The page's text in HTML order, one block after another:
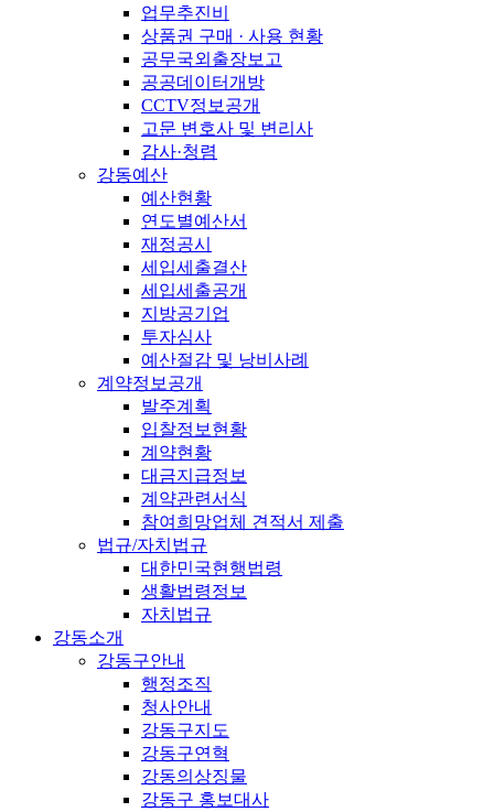
업무추진비
상품권 구매 · 사용 현황
공무국외출장보고
공공데이터개방
CCTV정보공개
고문 변호사 및 변리사
감사·청렴
강동예산
예산현황
연도별예산서
재정공시
세입세출결산
세입세출공개
지방공기업
투자심사
예산절감 및 낭비사례
계약정보공개
발주계획
입찰정보현황
계약현황
대금지급정보
계약관련서식
참여희망업체 견적서 제출
법규/자치법규
대한민국현행법령
생활법령정보
자치법규
강동소개
강동구안내
행정조직
청사안내
강동구지도
강동구연혁
강동의상징물
강동구 홍보대사